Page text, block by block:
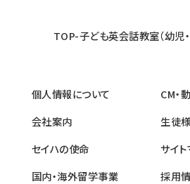
TOP-子ども英会話教室（幼児
個人情報について
会社案内
セイハの使命
国内・海外留学事業
CM・
生徒
サイ
採用